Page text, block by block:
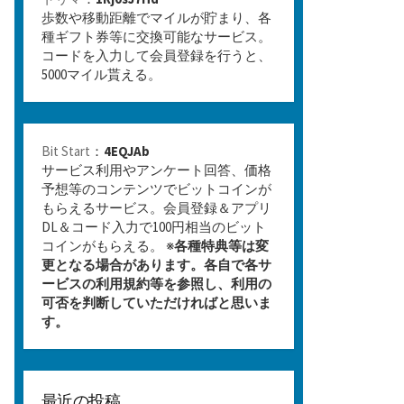
歩数や移動距離でマイルが貯まり、各
種ギフト券等に交換可能なサービス。
コードを入力して会員登録を行うと、
5000マイル貰える。
Bit Start ： 4EQJAb
サービス利用やアンケート回答、価格
予想等のコンテンツでビットコインが
もらえるサービス。会員登録＆アプリ
DL＆コード入力で100円相当のビット
コインがもらえる。 ※各種特典等は変
更となる場合があります。各自で各サ
ービスの利用規約等を参照し、利用の
可否を判断していただければと思いま
す。